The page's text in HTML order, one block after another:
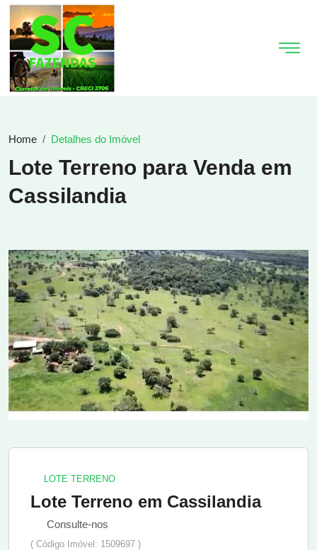
Home Detalhes do Imóvel
Lote Terreno para Venda em
Cassilandia
LOTE TERRENO
Lote Terreno em Cassilandia
Consulte-nos
( Código Imóvel: 1509697 )